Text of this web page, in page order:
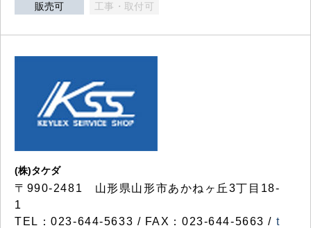
販売可 工事・取付可
(株)タケダ
〒990-2481 山形県山形市あかねヶ丘3丁目18-
1
TEL：023-644-5633 / FAX：023-644-5663 / t